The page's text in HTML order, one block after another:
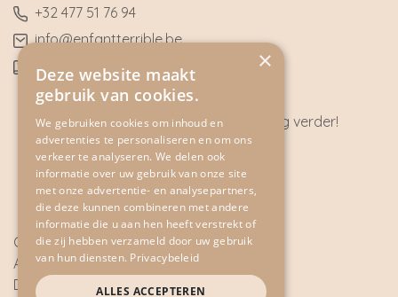
​+32 477 51 76 94
​info@enfantterrible.be
BE0636790746
Heeft u vragen? Wij helpen u graag verder!
CONTACT
Cookie Policy
Algemene voorwaarden
Disclaimer
×
Deze website maakt
gebruik van cookies.
We gebruiken cookies om inhoud en
advertenties te personaliseren en om ons
verkeer te analyseren. We delen ook
informatie over uw gebruik van onze site
met onze advertentie- en analysepartners,
die deze kunnen combineren met andere
informatie die u aan hen heeft verstrekt of
die zij hebben verzameld door uw gebruik
van hun diensten. Privacybeleid
ALLES ACCEPTEREN